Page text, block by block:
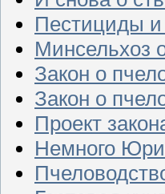
Пестициды
Минсельхоз
Закон о
Закон о
Проект
Немного